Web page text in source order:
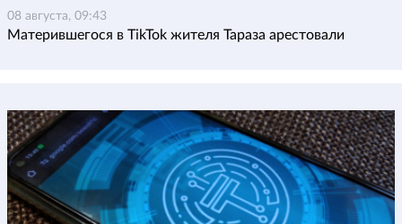
08 августа, 09:43
Матерившегося в TikTok жителя Тараза арестовали